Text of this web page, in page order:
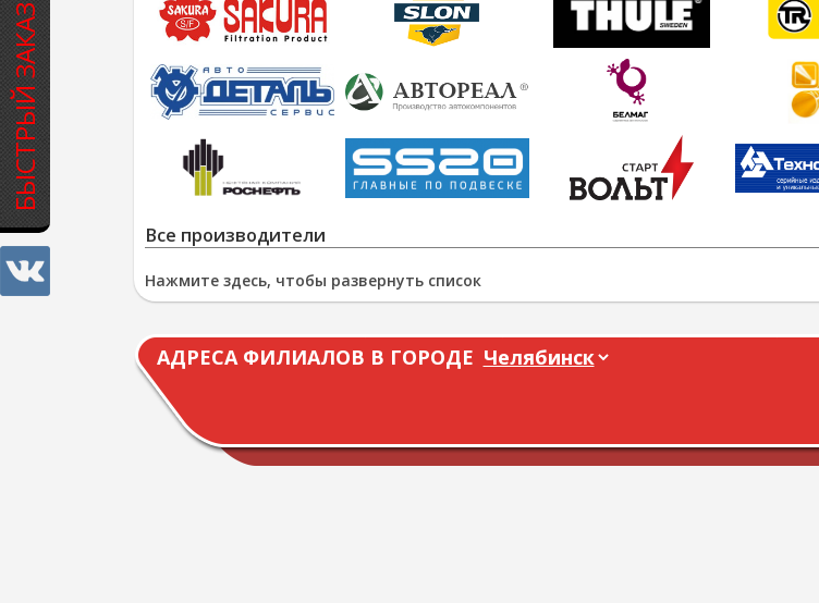
БЫСТРЫЙ ЗАКАЗ
Все производители
Нажмите здесь, чтобы развернуть список
АДРЕСА ФИЛИАЛОВ В ГОРОДЕ